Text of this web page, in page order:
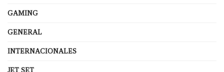
GAMING
GENERAL
INTERNACIONALES
JET SET